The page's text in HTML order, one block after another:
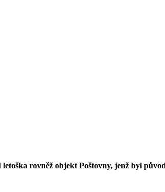
rovněž objekt Poštovny, jenž byl